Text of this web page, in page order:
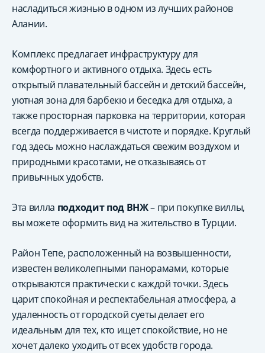
насладиться жизнью в одном из лучших районов
Алании.
Комплекс предлагает инфраструктуру для
комфортного и активного отдыха. Здесь есть
открытый плавательный бассейн и детский бассейн,
уютная зона для барбекю и беседка для отдыха, а
также просторная парковка на территории, которая
всегда поддерживается в чистоте и порядке. Круглый
год здесь можно наслаждаться свежим воздухом и
природными красотами, не отказываясь от
привычных удобств.
Эта вилла подходит под ВНЖ– при покупке виллы,
вы можете оформить вид на жительство в Турции.
Район Тепе, расположенный на возвышенности,
известен великолепными панорамами, которые
открываются практически с каждой точки. Здесь
царит спокойная и респектабельная атмосфера, а
удаленность от городской суеты делает его
идеальным для тех, кто ищет спокойствие, но не
хочет далеко уходить от всех удобств города.